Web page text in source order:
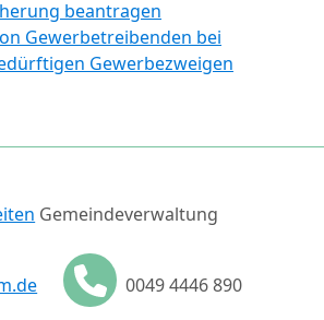
beantragen
Gewerbetreibenden bei
Gewerbezweigen
Gemeindeverwaltung
0049 4446 890